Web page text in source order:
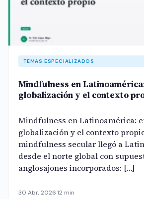
TEMAS ESPECIALIZADOS
Mindfulness en
globalización y el contexto
Mindfulness en Latinoamérica:
globalización y el contexto
mindfulness secular llegó a
desde el norte global con
anglosajones incorporados: […]
30 Abr, 202612 min